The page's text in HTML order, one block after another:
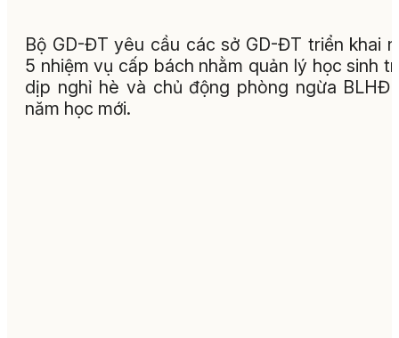
Bộ GD-ĐT yêu cầu các sở GD-ĐT triển khai
5 nhiệm vụ cấp bách nhằm quản lý học sinh
dịp nghỉ hè và chủ động phòng ngừa BLHĐ
năm học mới.